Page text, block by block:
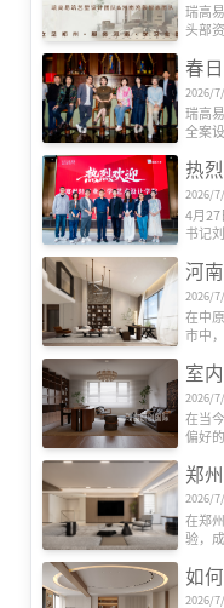
瑞高
头部
2026/
瑞高
全案
合，
2026/
4月27
书记
炬斌
河
2026/
在中
市中
择一
中，
工工
一席
2026/
在当
偏好
风格
代，
记忆
室内
2026/
在郑
验，
一家
键选
2026/